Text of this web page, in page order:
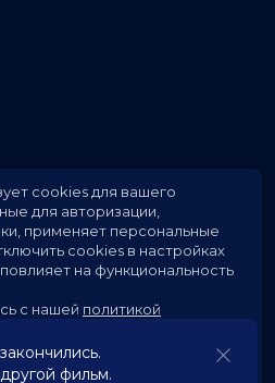
фильм.
cookies для вашего
для авторизации,
применяет персональные
cookies в настройках
на функциональность
с нашей политикой